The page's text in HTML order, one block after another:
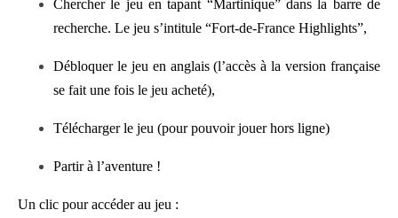
Chercher le jeu en tapant “Martinique” dans la barre de
recherche. Le jeu s’intitule “Fort-de-France Highlights”,
Débloquer le jeu en anglais (l’accès à la version française
se fait une fois le jeu acheté),
Télécharger le jeu (pour pouvoir jouer hors ligne)
Partir à l’aventure !
Un clic pour accéder au jeu :